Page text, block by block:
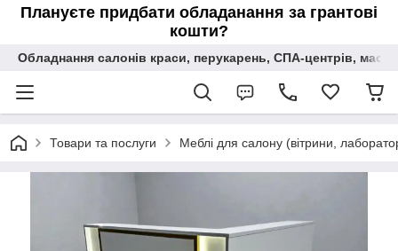
Плануєте придбати обладанання за грантові
кошти?
Обладнання салонів краси, перукарень, СПА-центрів,
Товари та послуги Меблі для салону (вітрини,